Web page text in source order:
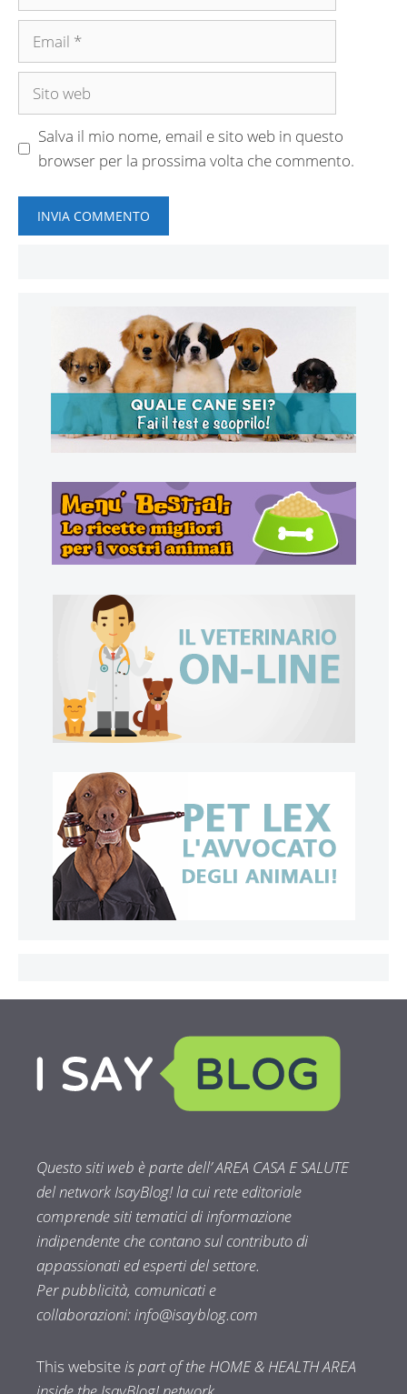
Email
Sito
Salva il mio nome, email e sito web in questo
browser per la prossima volta che commento.
Questo siti web è parte dell’ AREA CASA E SALUTE
del network IsayBlog! la cui rete editoriale
comprende siti tematici di informazione
indipendente che contano sul contributo di
appassionati ed esperti del settore.
Per pubblicità, comunicati e
collaborazioni:info@isayblog.com
This websiteis part of the HOME & HEALTH AREA